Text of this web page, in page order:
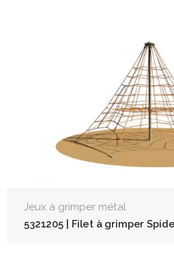
Jeux à grimper métal
5321205 | Filet à grimper